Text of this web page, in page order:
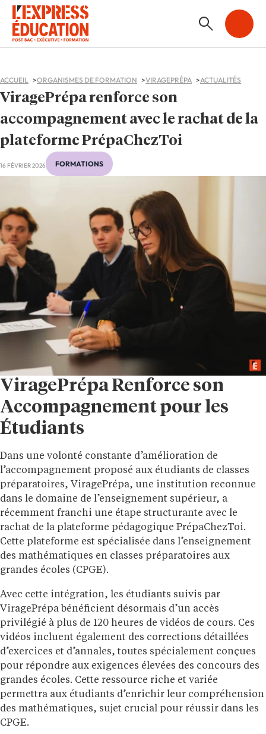
ViragePrépa renforce son
accompagnement avec le rachat de la
plateforme PrépaChezToi
16 FÉVRIER 2026 FORMATIONS
ACCUEIL ORGANISMES DE FORMATION VIRAGEPRÉPA ACTUALITÉS
ViragePrépa Renforce son
Accompagnement pour les
Étudiants
Dans une volonté constante d’amélioration de
l’accompagnement proposé aux étudiants de classes
préparatoires, ViragePrépa, une institution reconnue
dans le domaine de l’enseignement supérieur, a
récemment franchi une étape structurante avec le
rachat de la plateforme pédagogique PrépaChezToi.
Cette plateforme est spécialisée dans l’enseignement
des mathématiques en classes préparatoires aux
grandes écoles (CPGE).
Avec cette intégration, les étudiants suivis par
ViragePrépa bénéficient désormais d’un accès
privilégié à plus de 120 heures de vidéos de cours. Ces
vidéos incluent également des corrections détaillées
d’exercices et d’annales, toutes spécialement conçues
pour répondre aux exigences élevées des concours des
grandes écoles. Cette ressource riche et variée
permettra aux étudiants d’enrichir leur compréhension
des mathématiques, sujet crucial pour réussir dans les
CPGE.